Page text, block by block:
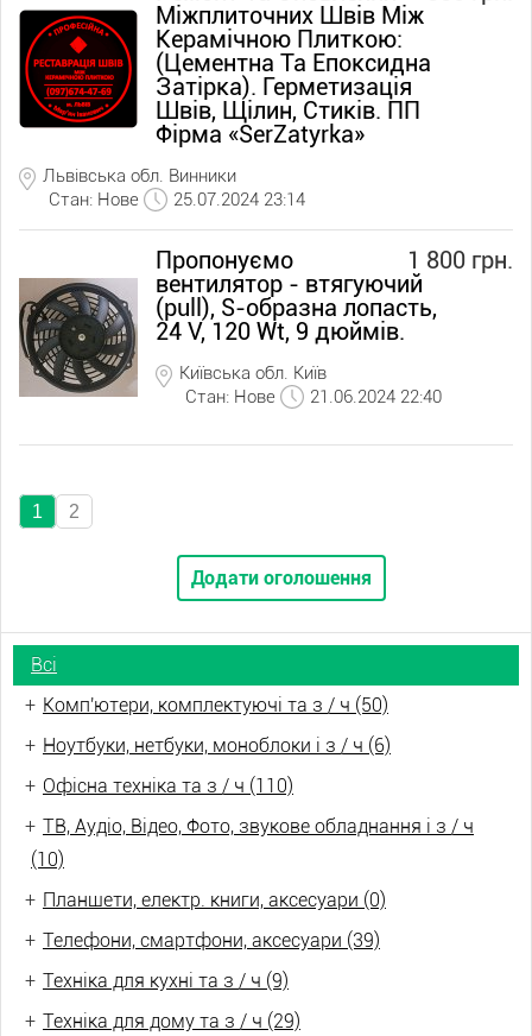
Міжплиточних Швів Між
Керамічною Плиткою:
(Цементна Та Епоксидна
Затірка). Герметизація
Швів, Щілин, Стиків. ПП
Фірма «SerZatyrka»
Львівська обл. Винники
Стан: Нове
25.07.2024 23:14
1 800 грн.
Пропонуємо
вентилятор - втягуючий
(pull), S-образна лопасть,
24 V, 120 Wt, 9 дюймів.
Київська обл. Київ
Стан: Нове
21.06.2024 22:40
1 2
Додати оголошення
Всі
+ Комп'ютери, комплектуючі та з / ч (50)
+ Ноутбуки, нетбуки, моноблоки і з / ч (6)
+ Офісна техніка та з / ч (110)
+ ТВ, Аудіо, Відео, Фото, звукове обладнання і з / ч
(10)
+ Планшети, електр. книги, аксесуари (0)
+ Телефони, смартфони, аксесуари (39)
+ Техніка для кухні та з / ч (9)
+ Техніка для дому та з / ч (29)